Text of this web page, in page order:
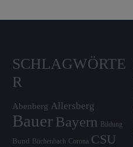
SCHLAGWÖRTE
R
Abenberg Allersberg
Bauer Bayern Bildung
Bund Büchenbach Corona CSU